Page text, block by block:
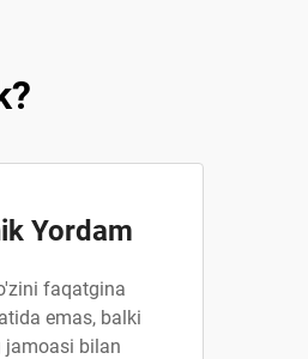
Yordam
faqatgina
emas, balki
jamoasi bilan